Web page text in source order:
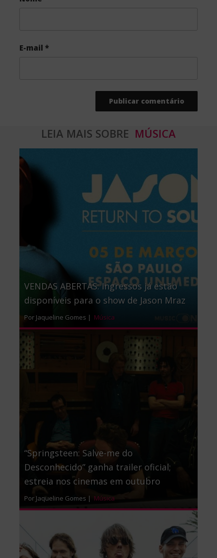
E-mail *
LEIA MAIS SOBRE MÚSICA
VENDAS ABERTAS: Ingressos já estão
disponíveis para o show de Jason Mraz
Por Jaqueline Gomes | Música
“Springsteen: Salve-me do
Desconhecido” ganha trailer oficial;
estreia nos cinemas em outubro
Por Jaqueline Gomes | Música